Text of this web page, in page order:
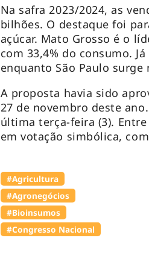
Na safra 2023/2024, as
bilhões. O destaque foi
açúcar. Mato Grosso é o
com 33,4% do consumo.
enquanto São Paulo surge
A proposta havia sido
27 de novembro deste
última terça-feira (3).
em votação simbólica,
#Agricultura
#Agronegócios
#Bioinsumos
#Congresso Nacional